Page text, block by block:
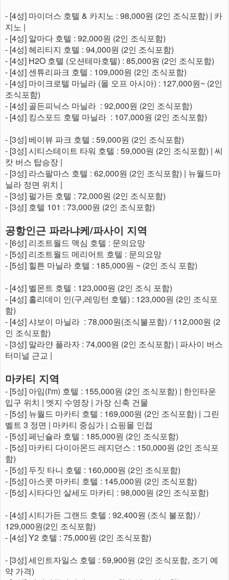
- [4성] 마이더스 호텔 & 카지노 : 98,000원 (2인 조식포함) | 카
지노 |
- [4성] 알마다 호텔 : 92,000원 (2인 조식포함)
- [4성] 헤리티지 호텔 : 94,000원 (2인 조식포함)
- [4성] H2O 호텔 (오션테마호텔) : 85,000원 (2인 조식포함)
- [4성] 센튜리파크 호텔 : 109,000원 (2인 조식포함)
- [4성] 마이크로텔 마닐라 (몰 오프 아시아) : 127,000원~ (2인
조식포함)
- [4성] 골든피닉스 마닐라 : 92,000원 (2인 조식포함)
- [4성] 킹스포드 호텔 마닐라 : 107,000원 (2인 조식포함)
- [3성] 베이뷰 파크 호텔 : 59,000원 (2인 조식포함)
- [3성] 시티스테이트 타워 호텔 : 59,000원 (2인 조식포함) | 씨
캇 버스 탑승장 |
- [3성] 라스팔마스 호텔 : 62,000원 (2인 조식포함) | 뉴월드마
닐라 정면 위치 |
- [3성] 펄가든 호텔 : 72,000원 (2인 조식포함)
- [3성] 호텔 101 : 73,000원 (2인 조식포함)
공항인근 파라냐케/파사이 지역
- [6성] 리조트월드 맥심 호텔 : 문의요망
- [5성] 리조트월드 메리어트 호텔 : 문의요망
- [5성] 힐튼 마닐라 호텔 : 185,000원 ~ (2인 조식 포함)
- [4성] 벨몬트 호텔 : 123,000원 (2인 조식 포함)
- [4성] 홀리데이 인(구,레밍턴 호텔) : 123,000원 (2인 조식포
함)
- [4성] 샤보이 마닐라 : 78,000원(조식불포함) / 112,000원 (2
인 조식포함)
- [3성] 말라얀 플라자 : 74,000원 (2인 조식포함) | 파사이 버스
터미널 근교 |
마카티 지역
- [5성] 아임(I'm) 호텔 : 155,000원 (2인 조식포함) | 한인타운
입구 위치 | 엣지 수영장 | 가장 신축 건물
- [5성] 뉴월드 마카티 호텔 : 169,000원 (2인 조식포함) | 그린
벨트 3 정면 | 마카티 중심가 | 쇼핑몰 인접
- [5성] 페닌슐라 호텔 : 185,000원 (2인 조식포함)
- [5성] 마카티 다이아몬드 레지던스 : 150,000원 (2인 조식포
함)
- [5성] 두짓 타니 호텔 : 160,000원 (2인 조식포함)
- [5성] 아스콧 마카티 호텔 : 145,000원 (2인 조식포함)
- [5성] 시타다인 살세도 마카티 : 98,000원 (2인 조식포함)
- [4성] 시티가든 그랜드 호텔 : 92,400원 (조식 불포함) /
129,000원(2인 조식포함)
- [4성] Y2 호텔 : 75,000원 (2인 조식포함)
- [3성] 세인트자일스 호텔 : 59,900원 (2인 조식포함, 조기 예
약 가격)